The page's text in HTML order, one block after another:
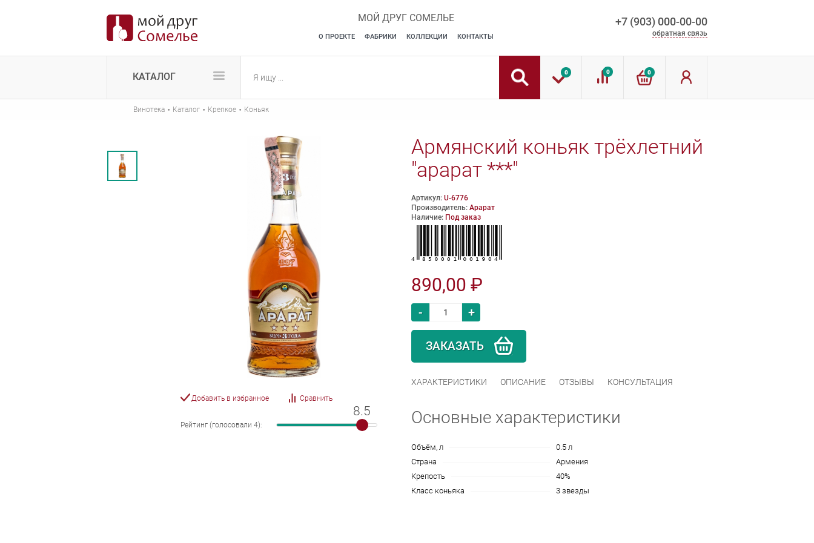
МОЙ ДРУГ СОМЕЛЬЕ
О ПРОЕКТЕ ФАБРИКИ КОЛЛЕКЦИИ КОНТАКТЫ
+7 (903) 000-00-00
обратная связь
КАТАЛОГ 0 0 0
Винотека · Каталог · Крепкое · Коньяк
Добавить в избранное Сравнить
Рейтинг (голосовали4):
8.5
8.5
Армянский коньяк трёхлетний
"арарат ***"
Артикул: U-6776
Производитель: Арарат
Наличие: Под заказ
890,00 ₽
- +
ЗАКАЗАТЬ
ХАРАКТЕРИСТИКИ ОПИСАНИЕ ОТЗЫВЫ КОНСУЛЬТАЦИЯ
Основные характеристики
Объём, л
0.5 л
Страна
Армения
Крепость
40%
Класс коньяка
3 звезды